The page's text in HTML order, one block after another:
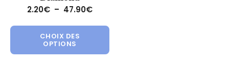
2.20€ – 47.90€Plage de prix : 2.20€ à 47.90€
CHOIX DES
OPTIONS
Ce produit a plusieurs